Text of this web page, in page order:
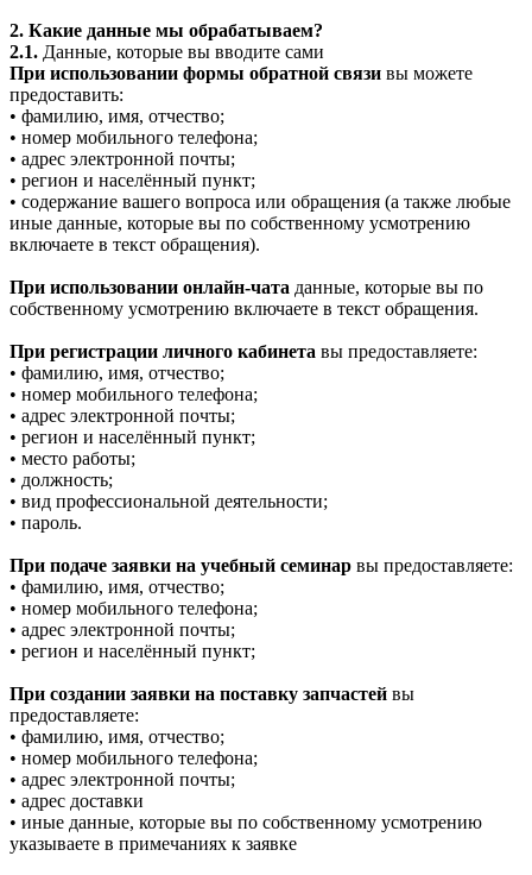
2. Какие данные мы обрабатываем?
2.1. Данные, которые вы вводите сами
При использовании формы обратной связи вы можете
предоставить:
• фамилию, имя, отчество;
• номер мобильного телефона;
• адрес электронной почты;
• регион и населённый пункт;
• содержание вашего вопроса или обращения (а также любые
иные данные, которые вы по собственному усмотрению
включаете в текст обращения).
При использовании онлайн-чата данные, которые вы по
собственному усмотрению включаете в текст обращения.
При регистрации личного кабинета вы предоставляете:
• фамилию, имя, отчество;
• номер мобильного телефона;
• адрес электронной почты;
• регион и населённый пункт;
• место работы;
• должность;
• вид профессиональной деятельности;
• пароль.
При подаче заявки на учебный семинар вы предоставляете:
• фамилию, имя, отчество;
• номер мобильного телефона;
• адрес электронной почты;
• регион и населённый пункт;
При создании заявки на поставку запчастей вы
предоставляете:
• фамилию, имя, отчество;
• номер мобильного телефона;
• адрес электронной почты;
• адрес доставки
• иные данные, которые вы по собственному усмотрению
указываете в примечаниях к заявке